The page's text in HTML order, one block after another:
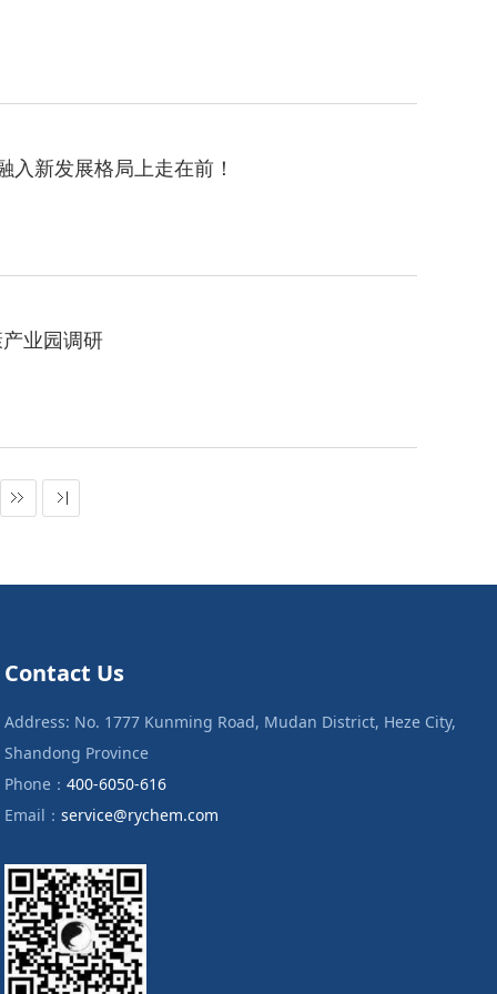
新发展格局上走在前！
业园调研
Contact Us
Address: No. 1777 Kunming Road, Mudan District, Heze City,
Shandong Province
Phone： 400-6050-616
Email： service@rychem.com